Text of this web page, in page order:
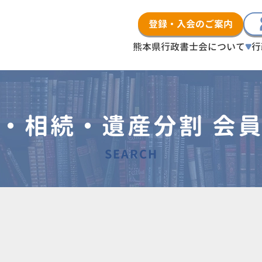
登録・入会のご案内
熊本県行政書士会について
相続・遺産分割 会
SEARCH